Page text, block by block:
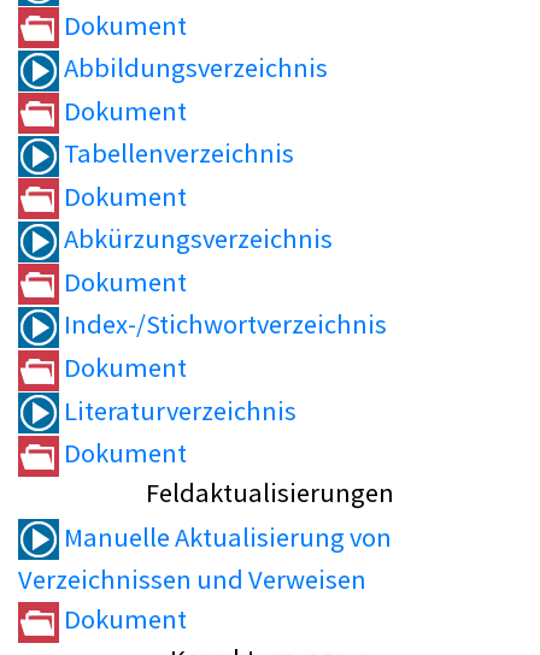
Dokument
Abbildungsverzeichnis
Dokument
Tabellenverzeichnis
Dokument
Abkürzungsverzeichnis
Dokument
Index-/Stichwortverzeichnis
Dokument
Literaturverzeichnis
Dokument
Feldaktualisierungen
Manuelle Aktualisierung von
Verzeichnissen und Verweisen
Dokument